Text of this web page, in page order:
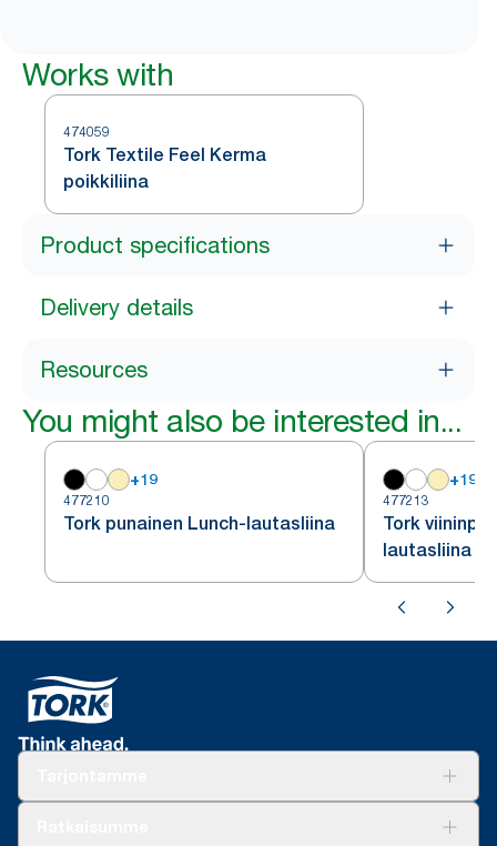
Works with
474059
Tork Textile Feel Kerma
poikkiliina
Product specifications
Delivery details
Resources
You might also be interested in...
+19
477210
Tork punainen Lunch-lautasliina
+19
477213
Tork
lautasliina